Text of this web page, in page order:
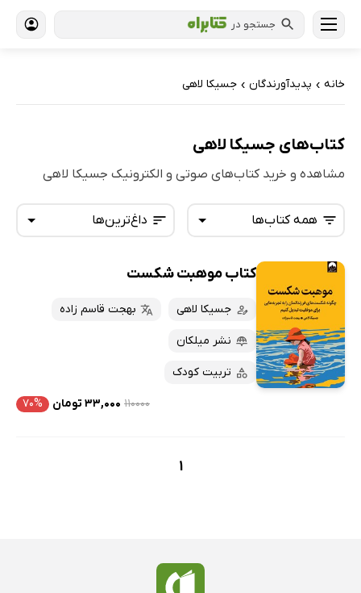
جستجو در
خانه › پدیدآورندگان › جسیکا لاهی
کتاب‌های جسیکا لاهی
مشاهده و خرید کتاب‌های صوتی و الکترونیک جسیکا لاهی
داغ‌ترین‌ها
تازه‌ها
داغ‌ترین‌ها
ارزان ترین‌ها
همه کتاب‌ها
کتاب‌های صوتی
کتاب‌های متنی
کتاب موهبت شکست
جسیکا لاهی بهجت قاسم زاده
نشر میلکان
تربیت کودک
۱۱۰۰۰۰ ۳۳,۰۰۰ تومان ۷۰%
1